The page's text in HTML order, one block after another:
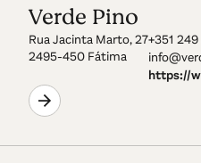
Verde Pino
Rua Jacinta Marto, 27
2495-450 Fátima
+351
https://